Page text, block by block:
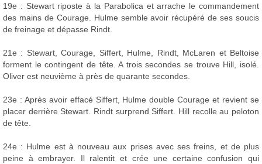
19e : Stewart riposte à la Parabolica et arrache le commandement
des mains de Courage. Hulme semble avoir récupéré de ses soucis
de freinage et dépasse Rindt.
21e : Stewart, Courage, Siffert, Hulme, Rindt, McLaren et Beltoise
forment le contingent de tête. A trois secondes se trouve Hill, isolé.
Oliver est neuvième à près de quarante secondes.
23e : Après avoir effacé Siffert, Hulme double Courage et revient se
placer derrière Stewart. Rindt surprend Siffert. Hill recolle au peloton
de tête.
24e : Hulme est à nouveau aux prises avec ses freins, et de plus
peine à embrayer. Il ralentit et crée une certaine confusion qui